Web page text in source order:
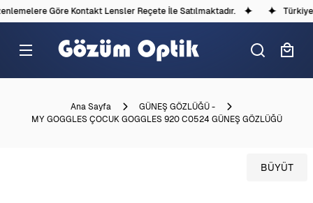
Göre Kontakt Lensler Reçete İle Satılmaktadır.
Ana Sayfa
GÜNEŞ GÖZLÜĞÜ -
MY GOGGLES ÇOCUK GOGGLES 920 C0524 GÜNEŞ GÖZLÜĞÜ
BÜYÜT